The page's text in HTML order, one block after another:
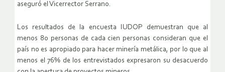
aseguró el Vicerrector Serrano.
Los resultados de la encuesta IUDOP demuestran que al
menos 80 personas de cada cien personas consideran que el
país no es apropiado para hacer minería metálica, por lo que al
menos el 76% de los entrevistados expresaron su desacuerdo